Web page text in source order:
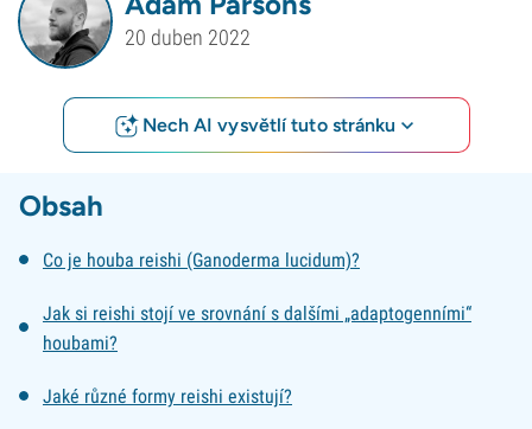
20 duben 2022
Nech AI vysvětlí tuto stránku
Obsah
Co je houba reishi (Ganoderma lucidum)?
Jak si reishi stojí ve srovnání s dalšími „adaptogenními“
houbami?
Jaké různé formy reishi existují?